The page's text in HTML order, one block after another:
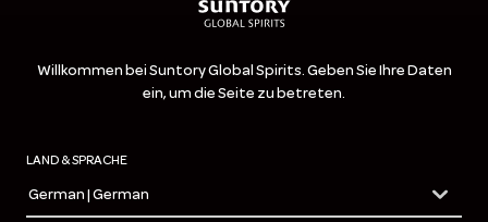
Willkommen bei Suntory Global Spirits. Geben Sie Ihre Daten
ein, um die Seite zu betreten.
LAND & SPRACHE
countryDropdown
German | German